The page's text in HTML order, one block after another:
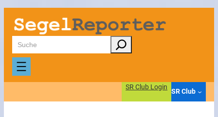
Zum
Inhalt
springen
Suchen
SR Club Login
SR Club